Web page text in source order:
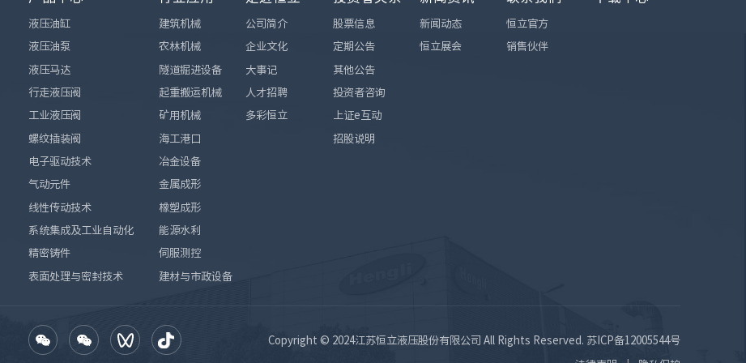
液压油缸
液压油泵
液压马达
行走液压阀
工业液压阀
螺纹插装阀
电子驱动技术
气动元件
线性传动技术
系统集成及工业自动化
精密铸件
表面处理与密封技术
建筑机械
农林机械
隧道掘进设备
起重搬运机械
矿用机械
海工港口
冶金设备
金属成形
橡塑成形
能源水利
伺服测控
建材与市政设备
公司简介
企业文化
大事记
人才招聘
多彩恒立
股票信息
定期公告
其他公告
投资者咨询
上证e互动
招股说明
新闻动态
恒立展会
恒立官方
销售伙伴
Copyright © 2024江苏恒立液压股份有限公司 All Rights Reserved. 苏ICP备12005544号